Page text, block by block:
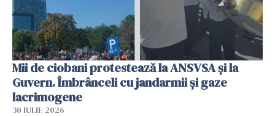
Mii de ciobani protestează la ANSVSA și la
Guvern. Îmbrânceli cu jandarmii și gaze
lacrimogene
30 IULIE 2026